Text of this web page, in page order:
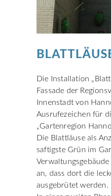
Die Installation
Fassade der
Innenstadt von
Ausrufezeichen für
„Gartenregion
Die Blattläuse als
saftigste Grün im
an, dass dort die
ausgebrütet werden.